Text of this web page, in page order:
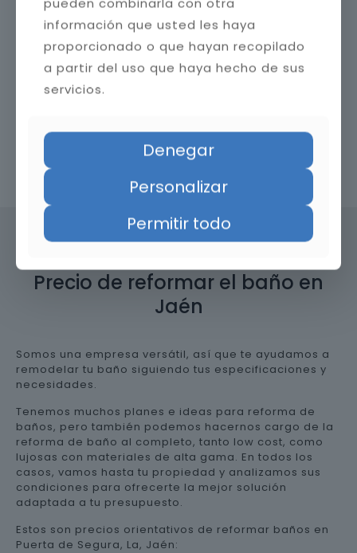
Precio de reformar el baño en
Jaén
Somos una empresa versátil, así que te ayudamos a
remodelar tu baño siguiendo tus especificaciones y
necesidades.
Tenemos muchos planes e ideas para reforma de
baños, pero también podemos hacernos cargo de la
reforma de baño al completo, tanto low cost, como
lujosas con materiales de alta gama. En todos los
casos, vamos hasta tu propiedad y analizamos sus
condiciones para ofrecerte la mejor solución
adaptada a tu presupuesto.
Estos son precios orientativos de reformar baños en
Puerta de Segura, La, Jaén:
información que usted les haya
proporcionado o que hayan recopilado
a partir del uso que haya hecho de sus
servicios.
Denegar
Personalizar
Permitir todo